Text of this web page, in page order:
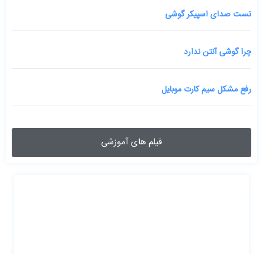
تست صدای اسپیکر گوشی
چرا گوشی آنتن ندارد
رفع مشکل سیم کارت موبایل
فیلم های آموزشی